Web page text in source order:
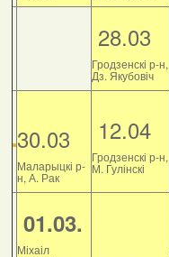
28.03
Гродзенскі р-н,
Дз. Якубовіч
30.03
Маларыцкі р-
н, А. Рак
12.04
Гродзенскі р-н,
М. Гулінскі
01.03.
Міхаіл